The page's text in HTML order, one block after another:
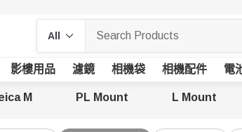
影樓用品 濾鏡 相機袋 相機配件 電
M PL Mount L Mount